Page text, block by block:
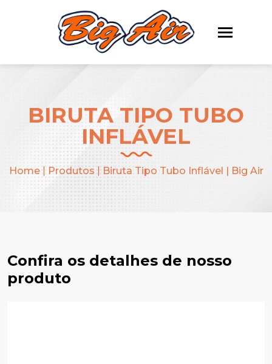
BIRUTA TIPO TUBO
INFLÁVEL
Home| Produtos Biruta Tipo Tubo Inflável | Big Air
Confira os detalhes de nosso
produto